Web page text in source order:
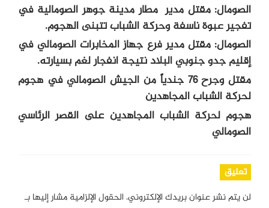
الصومال: مقتل مدير مطار مدينة جوهر الصومالية في
تفجير عبوة ناسفة وحركة الشباب تتبنى الهجوم.
الصومال: مقتل مدير فرع جهاز المخابرات الصومالي في
إقليم جدو جنوبي البلاد نتيجة انفجار لغم بسيارته.
مقتل وجرح 76 جندياً من الجيش الصومالي في هجوم
لحركة الشباب المجاهدين
هجوم لحركة الشباب المجاهدين على القصر الرئاسي
الصومالي
تعليق
لن يتم نشر عنوان بريدك الإلكتروني. الحقول الإلزامية مشار إليها بـ